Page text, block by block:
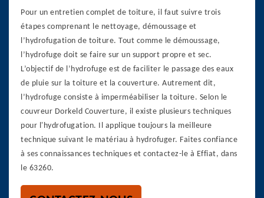
Pour un entretien complet de toiture, il faut suivre trois
étapes comprenant le nettoyage, démoussage et
l’hydrofugation de toiture. Tout comme le démoussage,
l’hydrofuge doit se faire sur un support propre et sec.
L’objectif de l’hydrofuge est de faciliter le passage des eaux
de pluie sur la toiture et la couverture. Autrement dit,
l’hydrofuge consiste à imperméabiliser la toiture. Selon le
couvreur Dorkeld Couverture, il existe plusieurs techniques
pour l'hydrofugation. Il applique toujours la meilleure
technique suivant le matériau à hydrofuger. Faites confiance
à ses connaissances techniques et contactez-le à Effiat, dans
le 63260.